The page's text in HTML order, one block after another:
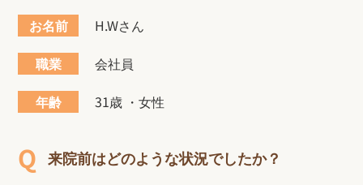
お名前
H.Wさん
職業
会社員
年齢
31歳 ・女性
来院前はどのような状況でしたか？